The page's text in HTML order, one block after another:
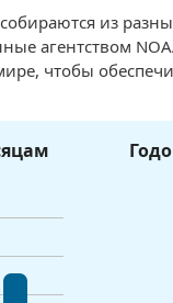
из
агентством
чтобы